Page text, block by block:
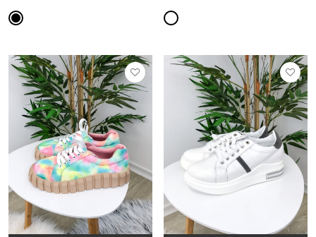
OUTLET
VEČ INFORMACIJ